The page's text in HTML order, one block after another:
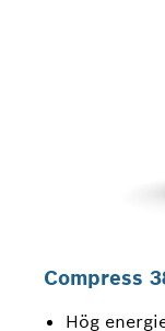
Compress
Hög